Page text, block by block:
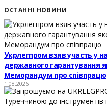
ОСТАННІ НОВИНИ
Укрлегпром взяв участь у
державного гарантування
Меморандум про співпрацю
1.08.2026